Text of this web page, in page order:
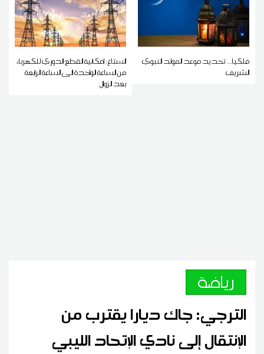
فلكيا... تحديد موعد المولد النبوي
الشريف
الستاغ: إمكانية القطع الدوري للكهرباء
من الساعة الواحدة الى الساعة الرابعة
بعد الزوال
رياضة
الترجي: جاك ديارا يقترب من
الإنتقال إلى نادي الإتحاد الليبي